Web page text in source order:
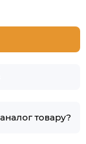
товару?